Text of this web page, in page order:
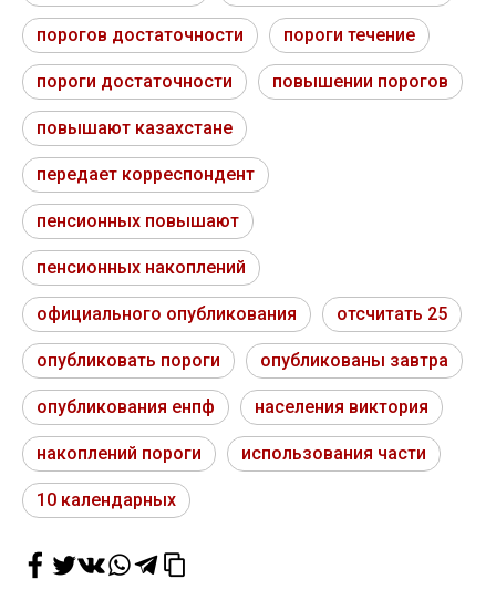
порогов достаточности пороги течение
пороги достаточности повышении порогов
повышают казахстане
передает корреспондент
пенсионных повышают
пенсионных накоплений
официального опубликования отсчитать 25
опубликовать пороги опубликованы завтра
опубликования енпф населения виктория
накоплений пороги использования части
10 календарных